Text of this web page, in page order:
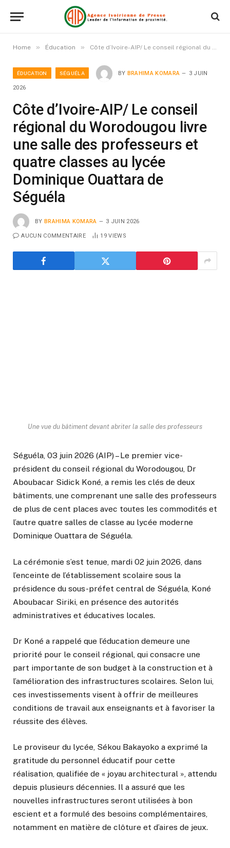
Home » Éducation » Côte d’Ivoire-AIP/ Le conseil régional du Worodougou livre une salle des professeurs et quatre classes au lycée Dominique Ouattara de Séguéla
ÉDUCATION SÉGUÉLA BY BRAHIMA KOMARA 3 JUIN
2026
Côte d’Ivoire-AIP/ Le conseil
régional du Worodougou livre
une salle des professeurs et
quatre classes au lycée
Dominique Ouattara de
Séguéla
BY BRAHIMA KOMARA 3 JUIN 2026
AUCUN COMMENTAIRE 19VIEWS
Une vue du bâtiment devant abriter la salle des professeurs
Séguéla, 03 juin 2026 (AIP) – Le premier vice-
président du conseil régional du Worodougou, Dr
Aboubacar Sidick Koné, a remis les clés de deux
bâtiments, une comprenant une salle des professeurs
de plus de cent places avec toutes les commodités et
l’autre quatre salles de classe au lycée moderne
Dominique Ouattara de Séguéla.
La cérémonie s’est tenue, mardi 02 juin 2026, dans
l’enceinte de l’établissement scolaire sous la
présidence du sous-préfet central de Séguéla, Koné
Aboubacar Siriki, en présence des autorités
administratives et éducatives locales.
Dr Koné a rappelé que l’éducation demeure une
priorité pour le conseil régional, qui consacre une
part importante de son budget à la construction et à
l’amélioration des infrastructures scolaires. Selon lui,
ces investissements visent à offrir de meilleures
conditions de travail aux enseignants et à favoriser la
réussite des élèves.
Le proviseur du lycée, Sékou Bakayoko a exprimé la
gratitude du personnel éducatif pour cette
réalisation, qualifiée de « joyau architectural », attendu
depuis plusieurs décennies. Il a assuré que les
nouvelles infrastructures seront utilisées à bon
escient et a formulé des besoins complémentaires,
notamment en matière de clôture et d’aires de jeux.